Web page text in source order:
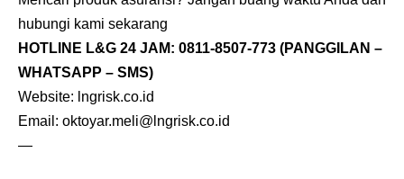
hubungi kami sekarang
HOTLINE L&G 24 JAM: 0811-8507-773 (PANGGILAN –
WHATSAPP – SMS)
Website: lngrisk.co.id
Email: oktoyar.meli@lngrisk.co.id
—